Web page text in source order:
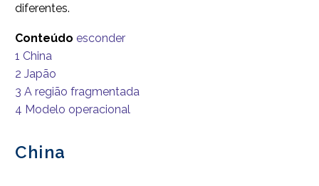
diferentes.
Conteúdo esconder
1 China
2 Japão
3 A região fragmentada
4 Modelo operacional
China